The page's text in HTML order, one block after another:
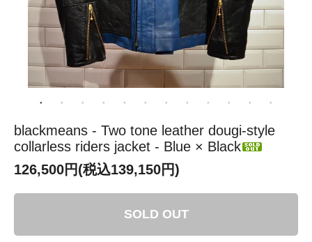
blackmeans - Two tone leather dougi-style
collarless riders jacket - Blue × Black
126,500円(税込139,150円)
SOLD OUT